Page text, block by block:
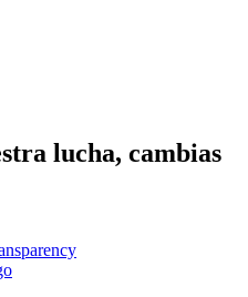
lucha, cambias